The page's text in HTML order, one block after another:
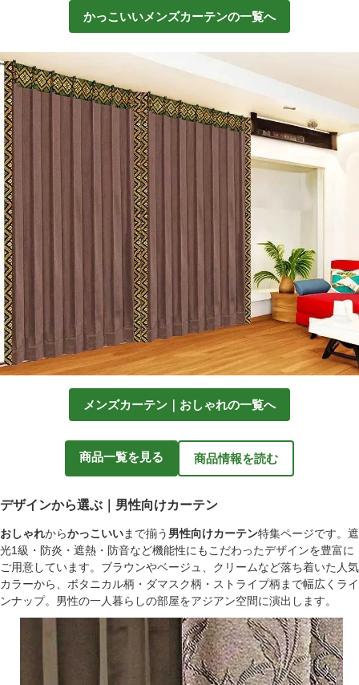
かっこいいメンズカーテンの一覧へ
メンズカーテン｜おしゃれの一覧へ
商品一覧を見る 商品情報を読む
デザインから選ぶ｜男性向けカーテン
おしゃれからかっこいいまで揃う 男性向けカーテン特集ページです。遮
光1級・防炎・遮熱・防音など機能性にもこだわったデザインを豊富に
ご用意しています。ブラウンやベージュ、クリームなど落ち着いた人気
カラーから、ボタニカル柄・ダマスク柄・ストライプ柄まで幅広くライ
ンナップ。男性の一人暮らしの部屋をアジアン空間に演出します。